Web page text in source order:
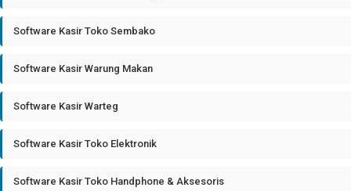
Software Kasir Toko Sembako
Software Kasir Warung Makan
Software Kasir Warteg
Software Kasir Toko Elektronik
Software Kasir Toko Handphone & Aksesoris